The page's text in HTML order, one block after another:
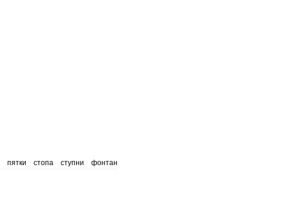
пятки стопа ступни фонтан